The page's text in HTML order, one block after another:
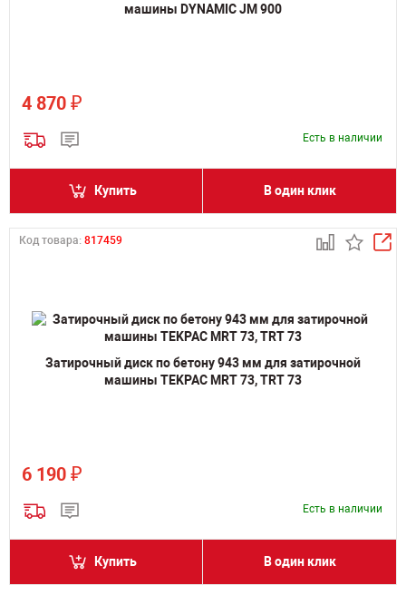
машины DYNAMIC JM 900
4 870 ₽
Есть в наличии
Купить В один клик
Код товара: 817459
Затирочный диск по бетону 943 мм для затирочной
машины TEKPAC MRT 73, TRT 73
6 190 ₽
Есть в наличии
Купить В один клик